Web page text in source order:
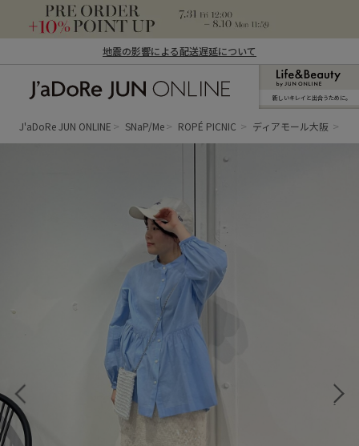
地震の影響による配送遅延について
ン オンライン）
新しいキレイと出合うために。
J'aDoRe JUN ONLINE SNaP/Me ROPÉ PICNIC ディアモール大阪